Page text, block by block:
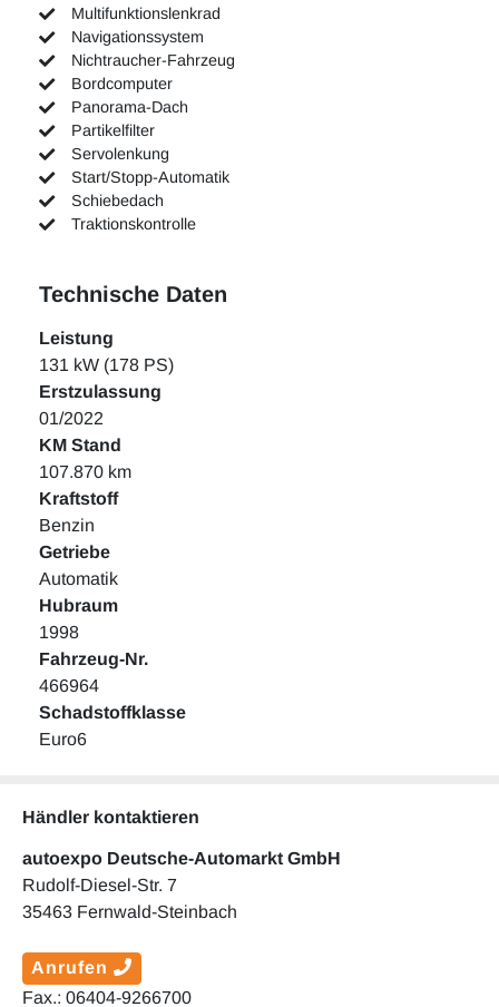
Multifunktionslenkrad
Navigationssystem
Nichtraucher-Fahrzeug
Bordcomputer
Panorama-Dach
Partikelfilter
Servolenkung
Start/Stopp-Automatik
Schiebedach
Traktionskontrolle
Technische Daten
Leistung
131 kW (178 PS)
Erstzulassung
01/2022
KM Stand
107.870 km
Kraftstoff
Benzin
Getriebe
Automatik
Hubraum
1998
Fahrzeug-Nr.
466964
Schadstoffklasse
Euro6
Händler kontaktieren
autoexpo Deutsche-Automarkt GmbH
Rudolf-Diesel-Str. 7
35463 Fernwald-Steinbach
Anrufen
Fax.: 06404-9266700